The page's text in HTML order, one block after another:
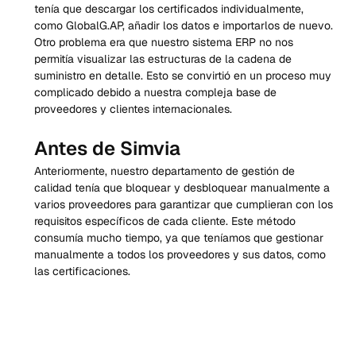
tenía que descargar los certificados individualmente,
como GlobalG.AP, añadir los datos e importarlos de nuevo.
Otro problema era que nuestro sistema ERP no nos
permitía visualizar las estructuras de la cadena de
suministro en detalle. Esto se convirtió en un proceso muy
complicado debido a nuestra compleja base de
proveedores y clientes internacionales.
Antes de Simvia
Anteriormente, nuestro departamento de gestión de
calidad tenía que bloquear y desbloquear manualmente a
varios proveedores para garantizar que cumplieran con los
requisitos específicos de cada cliente. Este método
consumía mucho tiempo, ya que teníamos que gestionar
manualmente a todos los proveedores y sus datos, como
las certificaciones.